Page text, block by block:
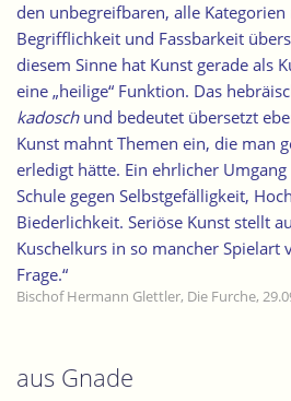
den unbegreifbaren, alle
Begrifflichkeit und Fassbarkeit
diesem Sinne hat Kunst gerade als
eine „heilige“ Funktion. Das
kadoschund bedeutet übersetzt
Kunst mahnt Themen ein, die man
erledigt hätte. Ein ehrlicher
Schule gegen Selbstgefälligkeit,
Biederlichkeit. Seriöse Kunst stellt
Kuschelkurs in so mancher Spielart
Frage.“
Bischof Hermann Glettler, Die Furche,
aus Gnade